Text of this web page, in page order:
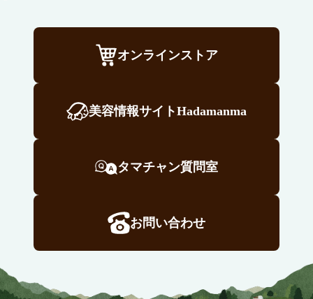
オンラインストア
美容情報サイトHadamanma
タマチャン質問室
お問い合わせ